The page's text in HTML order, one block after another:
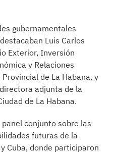
gubernamentales
Luis Carlos
Exterior, Inversión
y Relaciones
de La Habana, y
adjunta de la
de La Habana.
conjunto sobre las
futuras de la
Cuba, donde participaron